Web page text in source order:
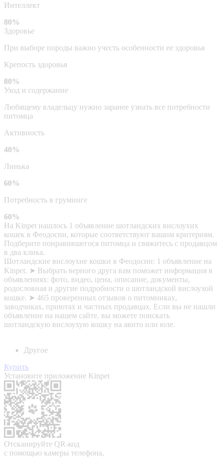
Интеллект
80%
Здоровье
При выборе породы важно учесть особенности ее здоровья
Крепость здоровья
80%
Уход и содержание
Любящему владельцу нужно заранее узнать все потребности
питомца
Активность
40%
Линька
60%
Потребность в груминге
60%
На Kinpet нашлось 1 объявление шотландских вислоухих
кошек в Феодосии, которые соответствуют вашим критериям.
Подберите понравившегося питомца и свяжитесь с продавцом
в два клика.
Шотландские вислоухие кошки в Феодосии: 1 объявление на
Kinpet. ➤ Выбрать верного друга вам поможет информация в
объявлениях: фото, видео, цена, описание, документы,
родословная и другие подробности о шотландской вислоухой
кошке. ➤ 465 проверенных отзывов о питомниках,
заводчиках, приютах и частных продавцах. Если вы не нашли
объявление на нашем сайте, вы можете поискать
шотландскую вислоухую кошку на авито или юле.
Другое
Купить
Установите приложение Kinpet
Отсканируйте QR-код
с помощью камеры телефона,